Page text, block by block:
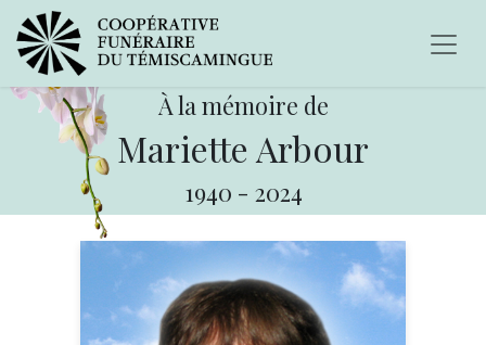
À la mémoire de
Mariette Arbour
1940 - 2024